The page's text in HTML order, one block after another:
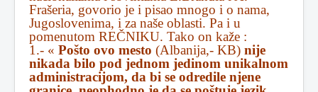
Frašeria, govorio je i pisao mnogo i o nama,
Jugoslovenima, i za naše oblasti. Pa i u
pomenutom REČNIKU. Tako on kaže :
1.- « Pošto ovo mesto (Albanija,- KB) nije
nikada bilo pod jednom jedinom unikalnom
administracijom, da bi se odredile njene